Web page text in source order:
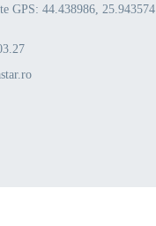
GPS: 44.438986, 25.943574